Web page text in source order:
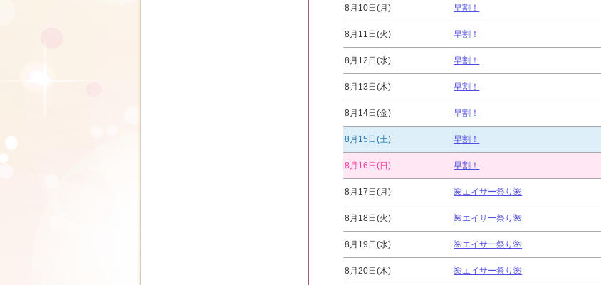
8月10日(月) 早割！
8月11日(火) 早割！
8月12日(水) 早割！
8月13日(木) 早割！
8月14日(金) 早割！
8月15日(土) 早割！
8月16日(日) 早割！
8月17日(月) 🌺エイサー祭り🌺
8月18日(火) 🌺エイサー祭り🌺
8月19日(水) 🌺エイサー祭り🌺
8月20日(木) 🌺エイサー祭り🌺